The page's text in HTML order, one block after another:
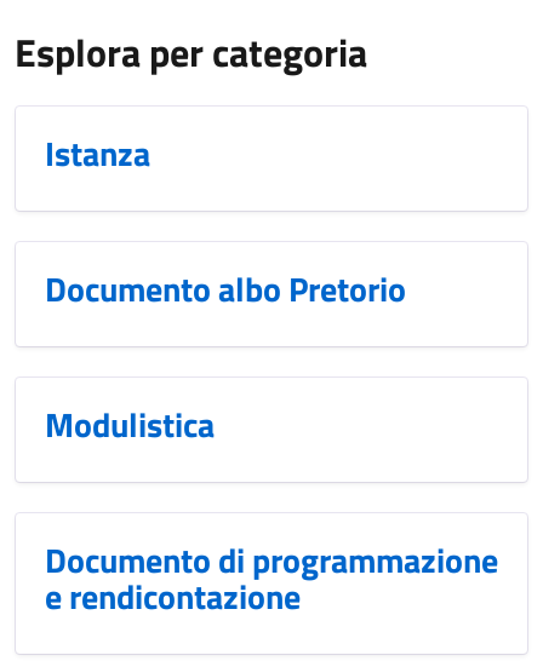
Esplora per categoria
Istanza
Documento albo Pretorio
Modulistica
Documento di programmazione
e rendicontazione